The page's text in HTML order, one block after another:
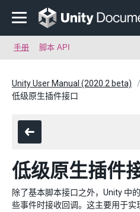
手册 脚本 API
Unity User Manual (2020.2 beta)
低级原生插件接口
低级原生插件
除了基本脚本接口之外，Unity 中的
些事件时接收回调。这主要用于